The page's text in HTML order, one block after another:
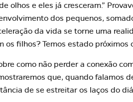
olhos e eles já cresceram.”
dos pequenos,
da vida se torne uma
filhos? Temos estado próximos
como não perder a conexão
que, quando falamos
de se estreitar os laços do